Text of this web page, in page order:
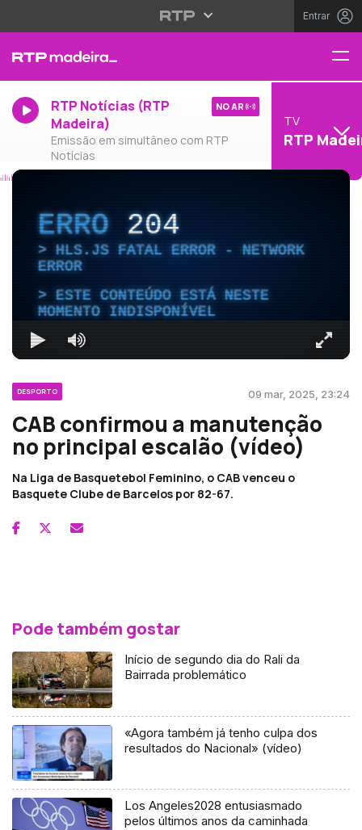
Entrar
RTP Notícias (RTP
Madeira)
Emissão em simultâneo com RTP
Notícias
NO AR
TV
RTP
ERRO204
HLS.JS FATAL ERROR - NETWORK
ERROR
ESTE CONTEÚDO ESTÁ NESTE
MOMENTO INDISPONÍVEL
DESPORTO 09 mar, 2025, 23:24
CAB confirmou a manutenção
no principal escalão (vídeo)
Na Liga de Basquetebol Feminino, o CAB venceu o
Basquete Clube de Barcelos por 82-67.
Pode também gostar
Início de segundo dia do Rali da
Bairrada problemático
«Agora também já tenho culpa dos
resultados do Nacional» (vídeo)
Los Angeles2028 entusiasmado
pelos últimos anos da caminhada